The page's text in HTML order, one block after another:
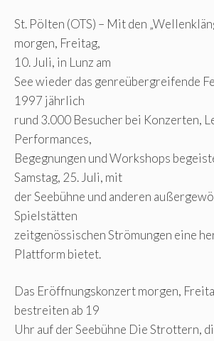
St. Pölten (OTS) – Mit den
morgen, Freitag,
10. Juli, in Lunz am
See wieder das genreübergreifende
1997 jährlich
rund 3.000 Besucher bei Konzerten,
Performances,
Begegnungen und Workshops
Samstag, 25. Juli, mit
der Seebühne und anderen
Spielstätten
zeitgenössischen Strömungen eine
Plattform bietet.
Das Eröffnungskonzert morgen,
bestreiten ab 19
Uhr auf der Seebühne Die Strottern,